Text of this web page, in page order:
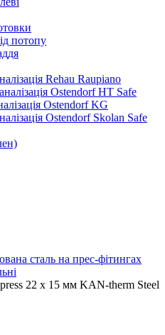
потопу
Rehau Raupiano
Ostendorf HT Safe
Ostendorf KG
Ostendorf Skolan Safe
сталь на прес-фітингах
22 x 15 мм KAN-therm Steel